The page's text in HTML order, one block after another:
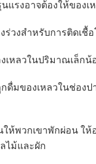
แรงอาจต้องให้ของ
วงสำหรับการติดเชื้อ
หลวในปริมาณเล็ก
มของเหลวในช่องป
ให้พวกเขาพักผ่อน
ไม้และผัก